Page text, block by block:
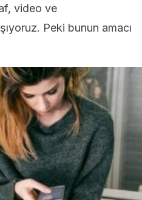
video ve
Peki bunun amacı